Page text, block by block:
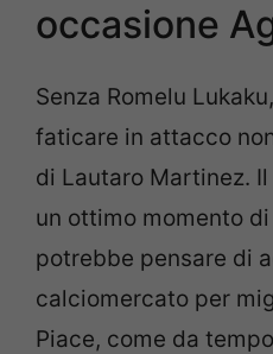
occasione
Senza Romelu
faticare in attacco
di Lautaro Martinez.
un ottimo momento di
potrebbe pensare di
calciomercato per
Piace, come da